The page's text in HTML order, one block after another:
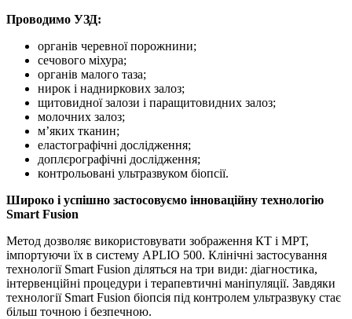
Проводимо УЗД:
органів черевної порожнини;
сечового міхура;
органів малого таза;
нирок і надниркових залоз;
щитовидної залози і паращитовидних залоз;
молочних залоз;
м’яких тканин;
еластографічні дослідження;
доплєрографічні дослідження;
контрольовані ультразвуком біопсії.
Широко і успішно застосовуємо інноваційну технологію
Smart Fusion
Метод дозволяє використовувати зображення КТ і МРТ,
імпортуючи їх в систему APLIO 500. Клінічні застосування
технології Smart Fusion діляться на три види: діагностика,
інтервенційні процедури і терапевтичні маніпуляції. Завдяки
технології Smart Fusion біопсія під контролем ультразвуку стає
більш точною і безпечною.